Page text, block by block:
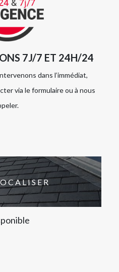
7J/7 ET 24H/24
dans l’immédiat,
via le formulaire ou à nous